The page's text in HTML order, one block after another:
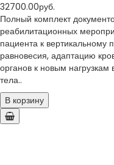
32700.00руб.
Полный комплект
реабилитационных
пациента к
равновесия, адаптацию
органов к новым нагрузкам
тела..
В корзину